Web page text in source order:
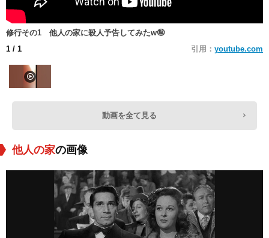
修行その1 他人の家に殺人予告してみたw🤪
1 / 1 引用： youtube.com
動画を全て見る
他人の家の画像